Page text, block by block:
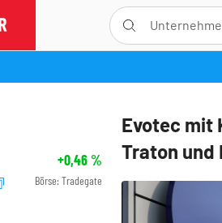
Evotec mit
Traton und
+0,46%
Börse: Tradegate